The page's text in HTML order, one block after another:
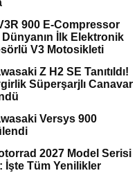
900 E-Compressor
İlk Elektronik
V3 Motosikleti
Z H2 SE Tanıtıldı!
Süperşarjlı Canavar
Versys 900
2027 Model Serisi
İşte Tüm Yenilikler